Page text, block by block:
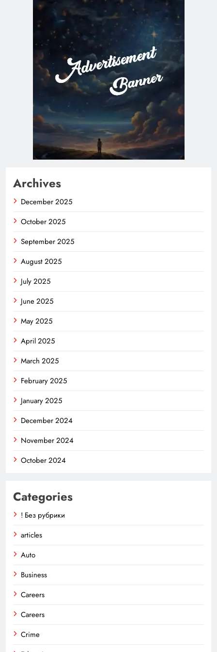
Archives
December 2025
October 2025
September 2025
August 2025
July 2025
June 2025
May 2025
April 2025
March 2025
February 2025
January 2025
December 2024
November 2024
October 2024
Categories
! Без рубрики
articles
Auto
Business
Careers
Careers
Crime